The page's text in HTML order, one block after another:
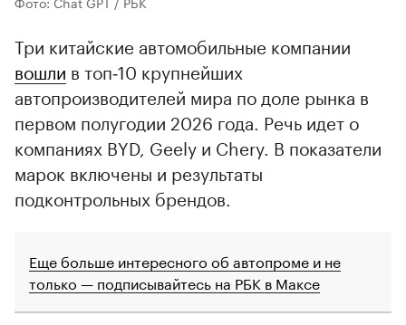
Три китайские автомобильные компании
вошли в топ‑10 крупнейших
автопроизводителей мира по доле рынка в
первом полугодии 2026 года. Речь идет о
компаниях BYD, Geely и Chery. В показатели
марок включены и результаты
подконтрольных брендов.
Еще больше интересного об автопроме и не
только — подписывайтесь на РБК в Максе